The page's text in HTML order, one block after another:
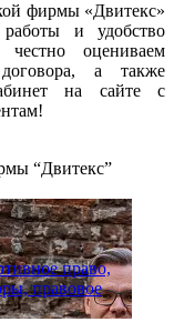
фирмы «Двитекс»
и удобство
оцениваем
а также
на сайте с
“Двитекс”
право,
правовое